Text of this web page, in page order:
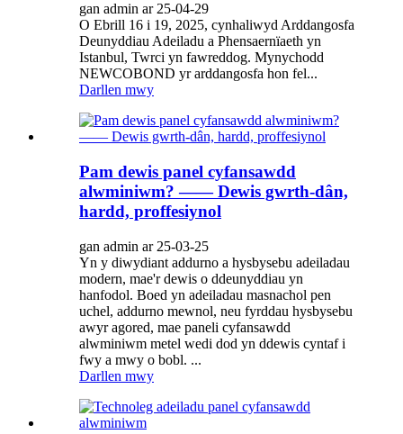
gan admin ar 25-04-29
O Ebrill 16 i 19, 2025, cynhaliwyd Arddangosfa
Deunyddiau Adeiladu a Phensaernïaeth yn
Istanbul, Twrci yn fawreddog. Mynychodd
NEWCOBOND yr arddangosfa hon fel...
Darllen mwy
Pam dewis panel cyfansawdd
alwminiwm? —— Dewis gwrth-dân,
hardd, proffesiynol
gan admin ar 25-03-25
Yn y diwydiant addurno a hysbysebu adeiladau
modern, mae'r dewis o ddeunyddiau yn
hanfodol. Boed yn adeiladau masnachol pen
uchel, addurno mewnol, neu fyrddau hysbysebu
awyr agored, mae paneli cyfansawdd
alwminiwm metel wedi dod yn ddewis cyntaf i
fwy a mwy o bobl. ...
Darllen mwy